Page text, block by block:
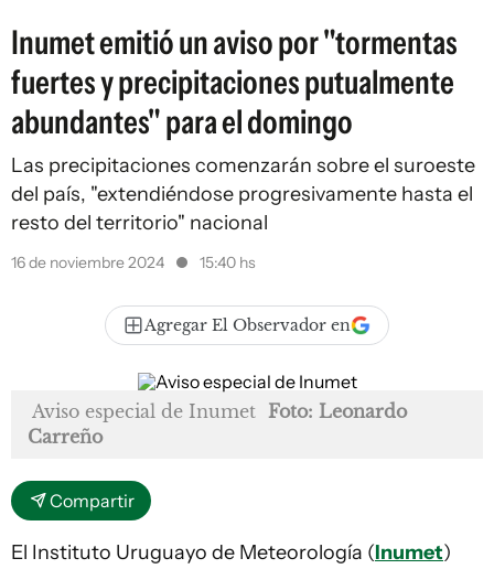
Inumet emitió un aviso por "tormentas
fuertes y precipitaciones putualmente
abundantes" para el domingo
Las precipitaciones comenzarán sobre el suroeste
del país, "extendiéndose progresivamente hasta el
resto del territorio" nacional
16 de noviembre 2024 15:40 hs
Agregar El Observador en
Aviso especial de Inumet Foto: Leonardo
Carreño
Compartir
El Instituto Uruguayo de Meteorología (Inumet)